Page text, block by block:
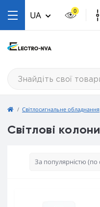
UA 0
Світлосигнальне обладнання
Світлові колони